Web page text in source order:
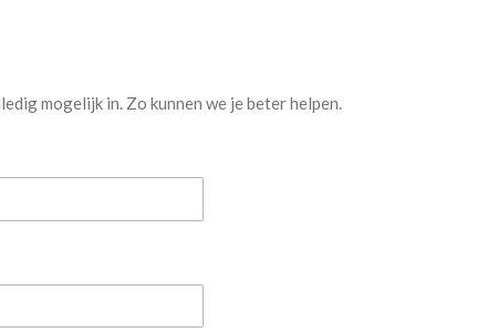
mogelijk in. Zo kunnen we je beter helpen.